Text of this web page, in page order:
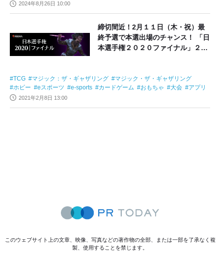
2024年8月26日 10:00
締切間近！2月１１日（木・祝）最
終予選で本選出場のチャンス！ 「日
本選手権２０２０ファイナル」２月
TCG マジック：ザ・ギャザリング
マジック・ザ・ギャザリング
ホビー
eスポーツ e-sports カードゲーム おもちゃ 大会 アプリ
2021年2月8日 13:00
このウェブサイト上の文章、映像、写真などの著作物の全部、または一部を了承なく複
製、使用することを禁じます。